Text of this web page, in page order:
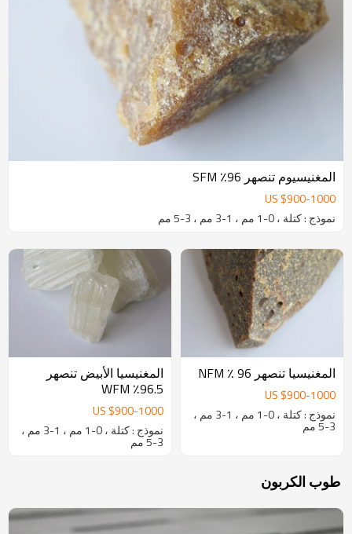
المغنيسيوم تنصهر 96٪ SFM
US $900-1000
نموذج : كتلة ، 0-1 مم ، 1-3 مم ، 3-5 مم
المغنيسيا تنصهر 96 ٪ NFM
US $900-1000
نموذج : كتلة ، 0-1 مم ، 1-3 مم ،
3-5 مم
المغنيسيا الأبيض تنصهر
96.5٪ WFM
US $900-1000
نموذج : كتلة ، 0-1 مم ، 1-3 مم ،
3-5 مم
طوب الكربون